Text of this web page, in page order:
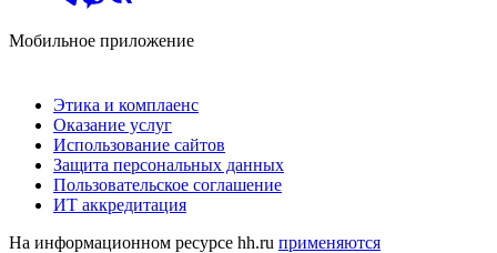
Мобильное приложение
Этика и комплаенс
Оказание услуг
Использование сайтов
Защита персональных данных
Пользовательское соглашение
ИТ аккредитация
На информационном ресурсе hh.ru применяются